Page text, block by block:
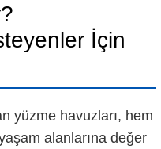
İçin
yüzme havuzları, hem
alanlarına değer